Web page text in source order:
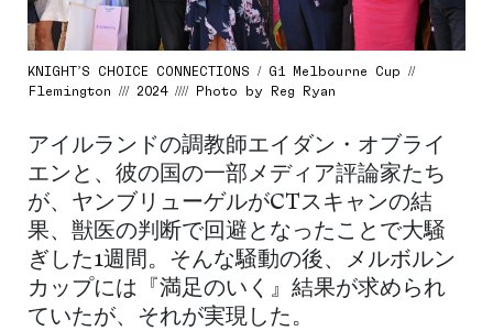
KNIGHT’S CHOICE CONNECTIONS / G1 Melbourne Cup //
Flemington /// 2024 //// Photo by Reg Ryan
アイルランドの調教師エイダン・オブライ
エンと、彼の国の一部メディア評論家たち
が、ヤンブリューゲルがCTスキャンの結
果、獣医の判断で回避となったことで大騒
ぎした1週間。そんな騒動の後、メルボルン
カップには『満足のいく』結果が求められ
ていたが、それが実現した。